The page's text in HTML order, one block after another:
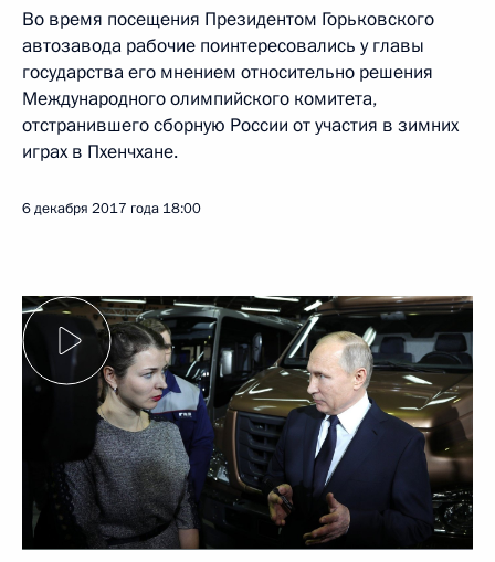
Во время посещения Президентом Горьковского
автозавода рабочие поинтересовались у главы
государства его мнением относительно решения
Международного олимпийского комитета,
отстранившего сборную России от участия в зимних
играх в Пхенчхане.
6 декабря 2017 года 18:00